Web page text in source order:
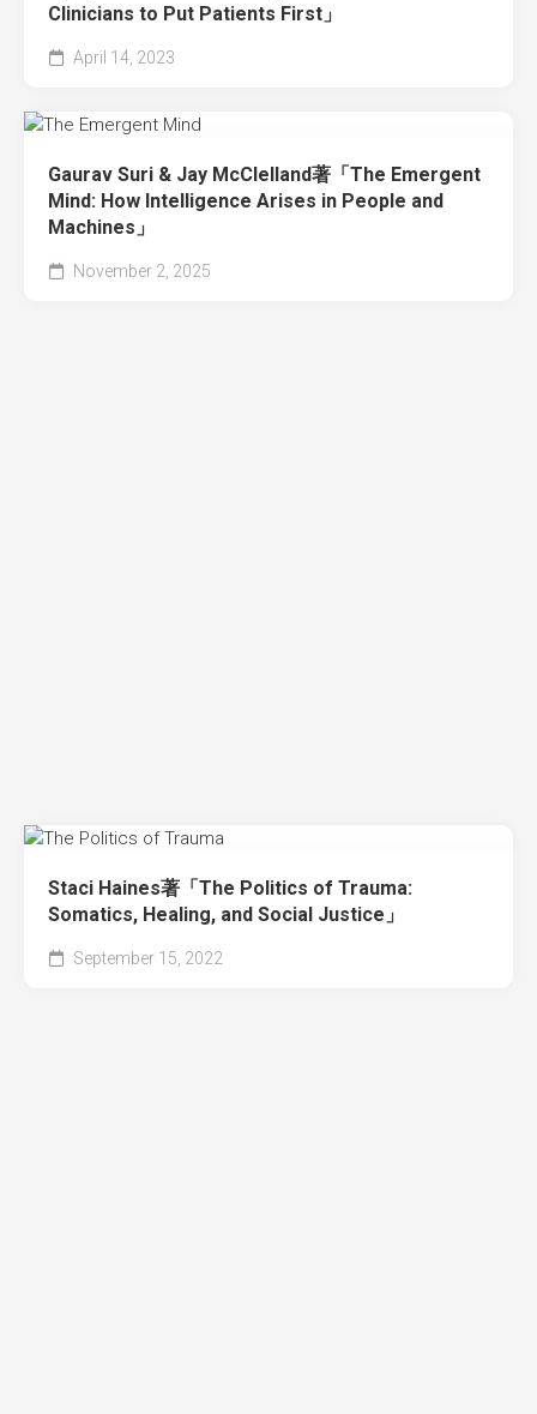
Clinicians to Put Patients First」
April 14, 2023
Gaurav Suri & Jay McClelland著「The Emergent
Mind: How Intelligence Arises in People and
Machines」
November 2, 2025
Staci Haines著「The Politics of Trauma:
Somatics, Healing, and Social Justice」
September 15, 2022